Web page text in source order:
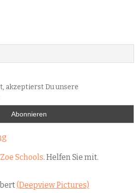
akzeptierst Du unsere
Schools. Helfen Sie mit.
(Deepview Pictures)